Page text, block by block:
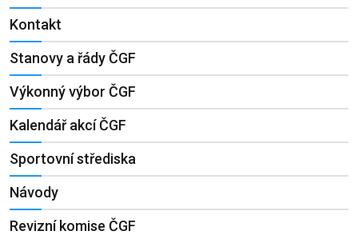
Kontakt
Stanovy a řády ČGF
Výkonný výbor ČGF
Kalendář akcí ČGF
Sportovní střediska
Návody
Revizní komise ČGF